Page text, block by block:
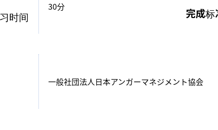
时间
30分 完成标
一般社団法人日本アンガーマネジメント協会